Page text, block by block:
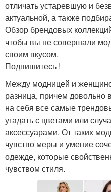
отличать устаревшую и
актуальной, а также
Обзор брендовых
чтобы вы не совершали
своим вкусом.
Подпишитесь !
Между модницей и
разница, причем довольно
на себя все самые
угадать с цветами или
аксессуарами. От таких
чувство меры и умение
одежде, которые
чувством стиля.